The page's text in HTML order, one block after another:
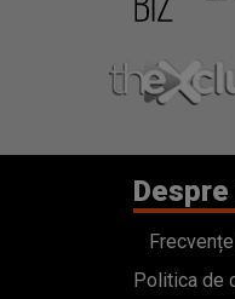
Politica de